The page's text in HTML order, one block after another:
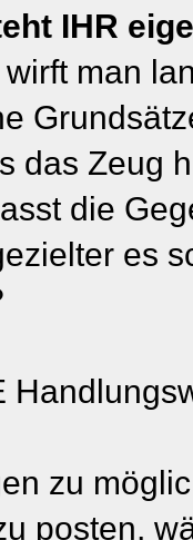
IHR
man
das Zeug
die
es
zu
posten,